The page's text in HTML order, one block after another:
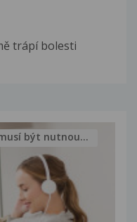
trápí bolesti
být nutnou...